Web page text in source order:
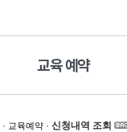
교육 예약
· 교육예약· 신청내역 조회